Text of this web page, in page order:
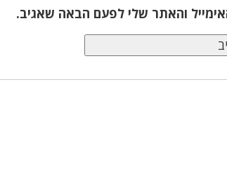
והאתר שלי לפעם הבאה שאגיב.